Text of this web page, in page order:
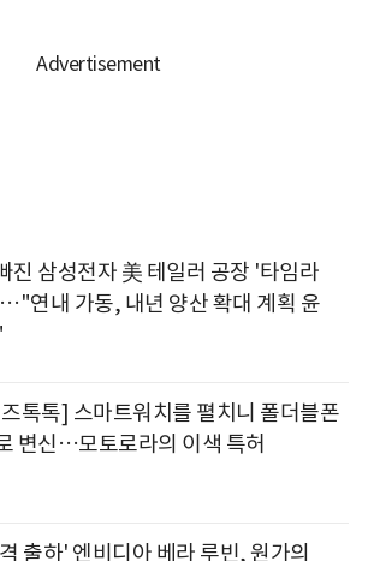
진 삼성전자 美 테일러 공장 '타임라
연내 가동, 내년 양산 확대 계획 윤
톡톡] 스마트워치를 펼치니 폴더블폰
변신…모토로라의 이색 특허
출하' 엔비디아 베라 루빈, 원가의